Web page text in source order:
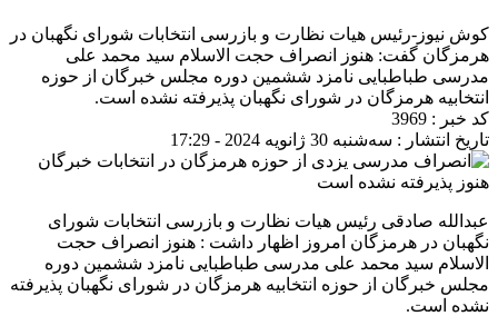
کوش نیوز-رئیس هیات نظارت و بازرسی انتخابات شورای نگهبان در
هرمزگان گفت: هنوز انصراف حجت الاسلام سید محمد علی
مدرسی طباطبایی نامزد ششمین دوره مجلس خبرگان از حوزه
انتخابیه هرمزگان در شورای نگهبان پذیرفته نشده است.
کد خبر : 3969
تاریخ انتشار : سه‌شنبه 30 ژانویه 2024 - 17:29
عبدالله صادقی رئیس هیات نظارت و بازرسی انتخابات شورای
نگهبان در هرمزگان امروز اظهار داشت : هنوز انصراف حجت
الاسلام سید محمد علی مدرسی طباطبایی نامزد ششمین دوره
مجلس خبرگان از حوزه انتخابیه هرمزگان در شورای نگهبان پذیرفته
نشده است.